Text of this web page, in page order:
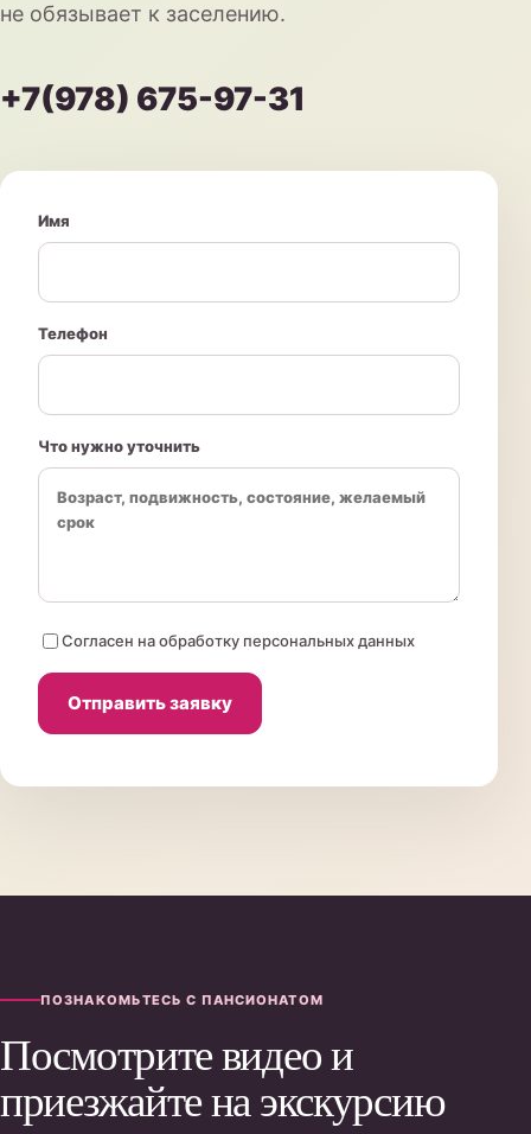
не обязывает к заселению.
+7(978) 675-97-31
Имя
Телефон
Что нужно уточнить
Согласен на обработку персональных данных
Отправить заявку
ПОЗНАКОМЬТЕСЬ С ПАНСИОНАТОМ
Посмотрите видео и
приезжайте на экскурсию